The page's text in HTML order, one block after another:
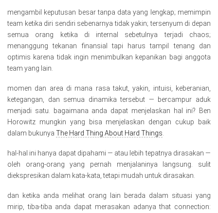
mengambil keputusan besar tanpa data yang lengkap; memimpin
team ketika diri sendiri sebenarnya tidak yakin; tersenyum di depan
semua orang ketika di internal sebetulnya terjadi chaos;
menanggung tekanan finansial tapi harus tampil tenang dan
optimis karena tidak ingin menimbulkan kepanikan bagi anggota
team yang lain.
momen dan area di mana rasa takut, yakin, intuisi, keberanian,
ketegangan, dan semua dinamika tersebut — bercampur aduk
menjadi satu. bagaimana anda dapat menjelaskan hal ini? Ben
Horowitz mungkin yang bisa menjelaskan dengan cukup baik
dalam bukunya The Hard Thing About Hard Things
hal-hal ini hanya dapat dipahami — atau lebih tepatnya dirasakan —
oleh orang-orang yang pernah menjalaninya langsung. sulit
diekspresikan dalam kata-kata, tetapi mudah untuk dirasakan.
dan ketika anda melihat orang lain berada dalam situasi yang
mirip, tiba-tiba anda dapat merasakan adanya that connection: